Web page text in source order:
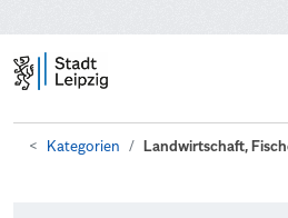
Kategorien Landwirtschaft,